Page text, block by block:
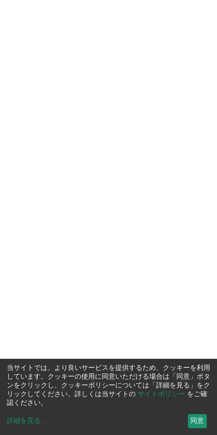
当サイトでは、より良いサービスを提供するため、クッキーを利用
しています。クッキーの使用に同意いただける場合は「同意」ボタ
ンをクリックし、クッキーポリシーについては「詳細を見る」をク
リックしてください。詳しくは当サイトの サイトポリシー をご確
認ください。
詳細を見る ... 同意